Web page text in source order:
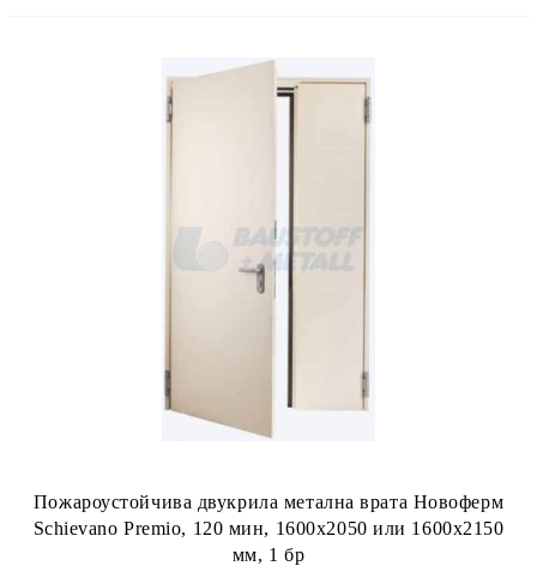
Пожароустойчива двукрила метална врата Новоферм
Schievano Premio, 120 мин, 1600х2050 или 1600х2150
мм, 1 бр